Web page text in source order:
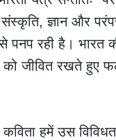
ज्ञान और
से पनप रही है।
को जीवित रखते हुए
हमें उस